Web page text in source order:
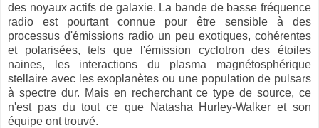
des noyaux actifs de galaxie. La bande de basse fréquence
radio est pourtant connue pour être sensible à des
processus d'émissions radio un peu exotiques, cohérentes
et polarisées, tels que l'émission cyclotron des étoiles
naines, les interactions du plasma magnétosphérique
stellaire avec les exoplanètes ou une population de pulsars
à spectre dur. Mais en recherchant ce type de source, ce
n'est pas du tout ce que Natasha Hurley-Walker et son
équipe ont trouvé.